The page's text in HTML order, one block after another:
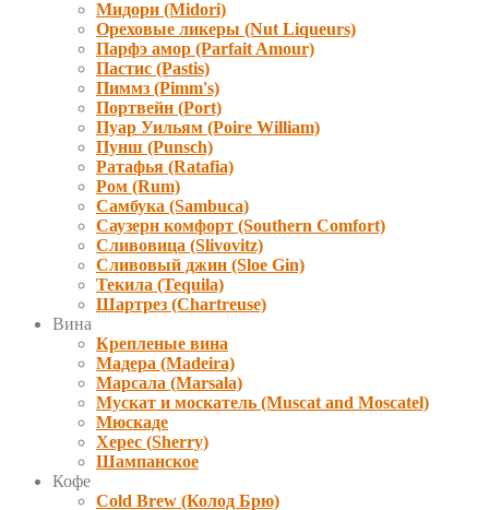
Мидори (Мidori)
Ореховые ликеры (Nut Liqueurs)
Парфэ амор (Parfait Amour)
Пастис (Pastis)
Пиммз (Pimm's)
Портвейн (Port)
Пуар Уильям (Poire William)
Пунш (Punsch)
Ратафья (Ratafia)
Ром (Rum)
Самбука (Sambuca)
Саузерн комфорт (Southern Comfort)
Сливовица (Slivovitz)
Сливовый джин (Sloe Gin)
Текила (Tequila)
Шартрез (Chartreuse)
Вина
Крепленые вина
Мадера (Madeira)
Марсала (Marsala)
Мускат и москатель (Muscat and Moscatel)
Мюскаде
Херес (Sherry)
Шампанское
Кофе
Cold Brew (Колод Брю)